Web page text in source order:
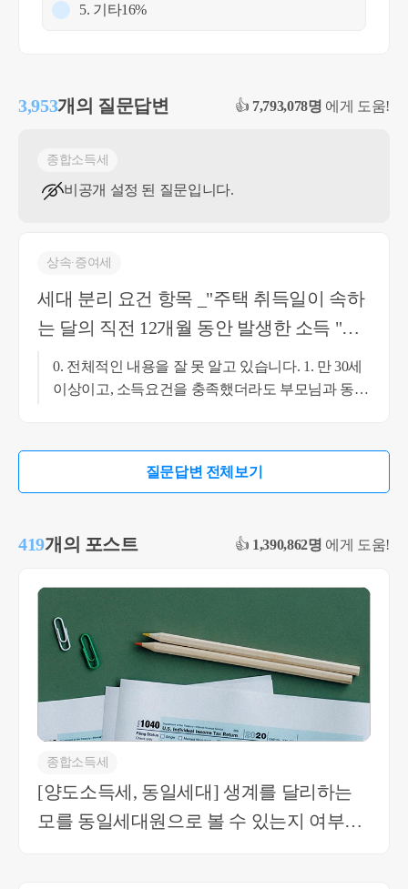
5. 기타16%
3,953개의 질문답변 👍 7,793,078명 에게 도움!
종합소득세
비공개 설정 된 질문입니다.
상속∙증여세
세대 분리 요건 항목 _"주택 취득일이 속하
는 달의 직전 12개월 동안 발생한 소득 "의
모호함에 따라서 적절한 증여행위 싯점이
궁금합니다
0. 전체적인 내용을 잘 못 알고 있습니다. 1. 만 30세
이상이고, 소득요건을 충족했더라도 부모님과 동일
1세대 2주택자이고, 본인도 1세대 2주택자인 것입
금액의 40%는 1,025,695원입니다. 즉, 본인이 주택을
이 12,308,340원(2,564,238원 x 12개월)이어야 취득세
기준 별도세대에 해당하는 것입니다. 다만, 증여하
려는 주택의 공시가격이 3억 미만이므로 현재 동일
세대 내에서 증여를 받나, 별도세대를 구성하고 증
여를 받나 증여취득세율은 3.8%(85제곱미터 초과시
4%)로 동일합니다. 따라서 취득세 소득요건은 따지
실 필요는 없습니다. 3. 결론은 부모님이 1세대 1주
택자가 되시려면, 본인이 실제 부모님과 물리적으
신고를 해야 별도세대가 되는 것입니다. 현재 동일
세대인 상태에서 증여를 받으신 이후에 다른 주소
질문답변 전체보기
419개의 포스트 👍 1,390,862명 에게 도움!
종합소득세
[양도소득세, 동일세대] 생계를 달리하는
모를 동일세대원으로 볼 수 있는지 여부